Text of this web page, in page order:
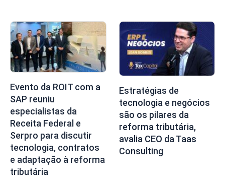
Evento da ROIT com a
SAP reuniu
especialistas da
Receita Federal e
Serpro para discutir
tecnologia, contratos
e adaptação à reforma
tributária
Estratégias de
tecnologia e negócios
são os pilares da
reforma tributária,
avalia CEO da Taas
Consulting